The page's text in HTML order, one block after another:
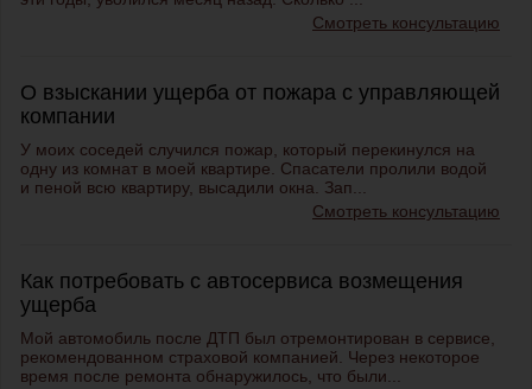
Смотреть консультацию
О взыскании ущерба от пожара с управляющей
компании
У моих соседей случился пожар, который перекинулся на
одну из комнат в моей квартире. Спасатели пролили водой
и пеной всю квартиру, высадили окна. Зап...
Смотреть консультацию
Как потребовать с автосервиса возмещения
ущерба
Мой автомобиль после ДТП был отремонтирован в сервисе,
рекомендованном страховой компанией. Через некоторое
время после ремонта обнаружилось, что были...